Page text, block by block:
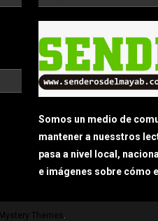
Somos un medio de
mantener a nuesstros
pasa a nivel local,
e imágenes sobre cómo
Mystery Themes .